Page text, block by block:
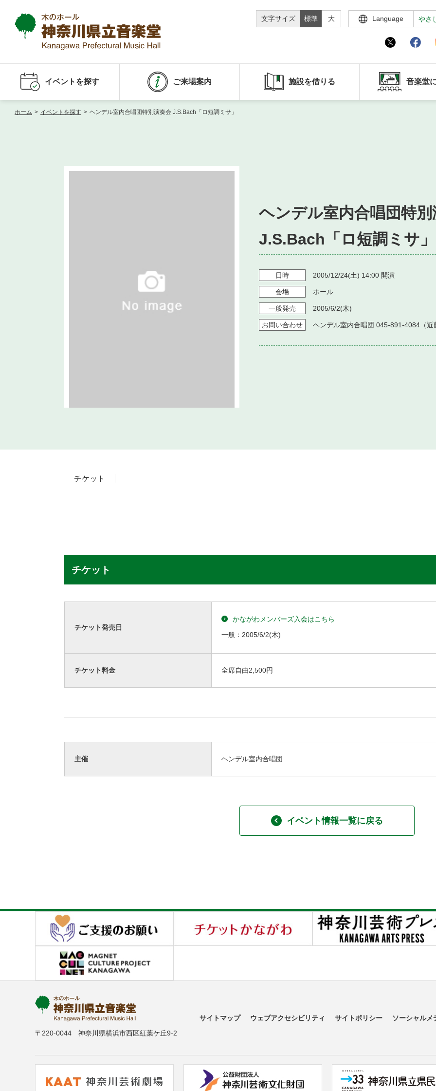
文字サイズ 標準 大 Language やさ
イベントを探す ご来場案内 施設を借りる 音楽堂
ホーム > イベントを探す > ヘンデル室内合唱団特別演奏会 J.S.Bach「ロ短調ミサ」
ヘンデル室内合唱団特別
J.S.Bach「ロ短調ミサ」
日時 2005/12/24(土) 14:00 開演
会場 ホール
一般発売 2005/6/2(木)
お問い合わせ ヘンデル室内合唱団 045-891-4084（近
チケット
チケット
チケット発売日
かながわメンバーズ入会はこちら
一般： 2005/6/2(木)
チケット料金 全席自由2,500円
主催 ヘンデル室内合唱団
イベント情報一覧に戻る
〒220-0044 神奈川県横浜市西区紅葉ケ丘9-2
サイトマップ ウェブアクセシビリティ サイトポリシー ソーシャルメ